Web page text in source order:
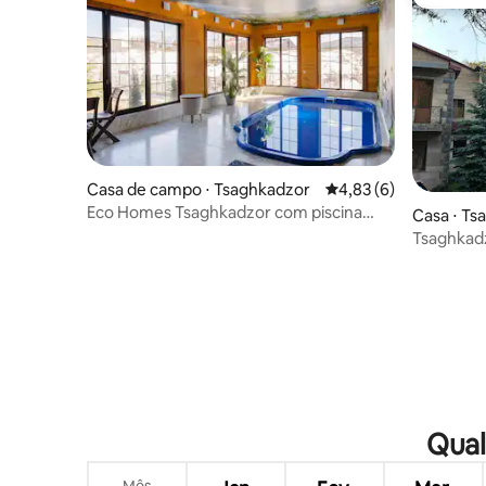
Casa de campo ⋅ Tsaghkadzor 4,83 de uma
4,83 (6)
Eco Homes Tsaghkadzor com piscina
Casa ⋅